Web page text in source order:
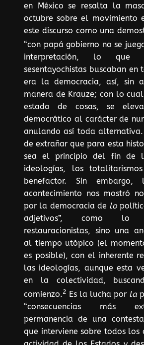
en México se resalta la
octubre sobre el movimiento
este discurso como una
“con papá gobierno no se
interpretación, lo que
sesentayochistas buscaban
era la democracia, así, sin
manera de Krauze; con lo
estado de cosas, se
democrático al carácter de
anulando así toda alternativa.
de extrañar que para esta
sea el principio del fin de
ideologías, los
benefactor. Sin
acontecimiento nos mostró
por la democracia de lo
adjetivos”, como lo
restauracionistas, sino una
al tiempo utópico (el
es posible), con el inherente
las ideologías, aunque esta
en la colectividad,
comienzo.2 Es la lucha por la
“consecuencias más
permanencia de una
que interviene sobre todos los